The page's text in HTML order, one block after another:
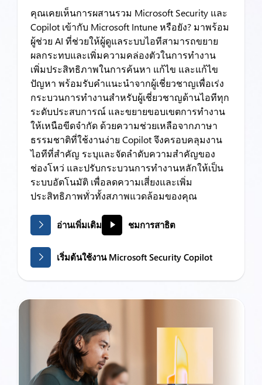
คุณเคยเห็นการผสานรวม Microsoft Security และ
Copilot เข้ากับ Microsoft Intune หรือยัง? มาพร้อม
ผู้ช่วย AI ที่ช่วยให้ผู้ดูแลระบบไอทีสามารถขยาย
ผลกระทบและเพิ่มความคล่องตัวในการทำงาน
เพิ่มประสิทธิภาพในการค้นหา แก้ไข และแก้ไข
ปัญหา พร้อมรับคำแนะนำจากผู้เชี่ยวชาญเพื่อเร่ง
กระบวนการทำงานสำหรับผู้เชี่ยวชาญด้านไอทีทุก
ระดับประสบการณ์ และขยายขอบเขตการทำงาน
ให้เหนือขีดจำกัด ด้วยความช่วยเหลือจากภาษา
ธรรมชาติที่ใช้งานง่าย Copilot จึงครอบคลุมงาน
ไอทีที่สำคัญ ระบุและจัดลำดับความสำคัญของ
ช่องโหว่ และปรับกระบวนการทำงานหลักให้เป็น
ระบบอัตโนมัติ เพื่อลดความเสี่ยงและเพิ่ม
ประสิทธิภาพทั่วทั้งสภาพแวดล้อมของคุณ
อ่านเพิ่มเติม ชมการสาธิต
เริ่มต้นใช้งาน Microsoft Security Copilot